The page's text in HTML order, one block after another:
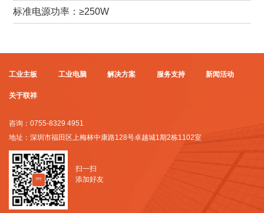
标准电源功率：≥250W
工业主板 工业电脑 解决方案 服务支持 新闻活动
关于联祥
咨询：0755-8329 4951
地址：深圳市福田区上梅林中康路128号卓越城1期2栋1102室
扫一扫
添加好友